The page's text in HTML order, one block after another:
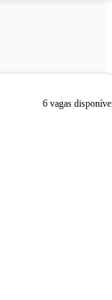
6 vagas